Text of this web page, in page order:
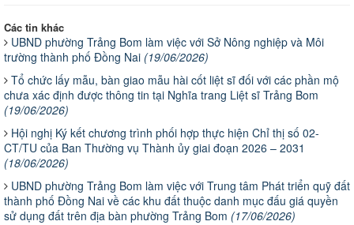
Các tin khác
UBND phường Trảng Bom làm việc với Sở Nông nghiệp và Môi
trường thành phố Đồng Nai (19/06/2026)
Tổ chức lấy mẫu, bàn giao mẫu hài cốt liệt sĩ đối với các phần mộ
chưa xác định được thông tin tại Nghĩa trang Liệt sĩ Trảng Bom
(19/06/2026)
Hội nghị Ký kết chương trình phối hợp thực hiện Chỉ thị số 02-
CT/TU của Ban Thường vụ Thành ủy giai đoạn 2026 – 2031
(18/06/2026)
UBND phường Trảng Bom làm việc với Trung tâm Phát triển quỹ đất
thành phố Đồng Nai về các khu đất thuộc danh mục đấu giá quyền
sử dụng đất trên địa bàn phường Trảng Bom (17/06/2026)